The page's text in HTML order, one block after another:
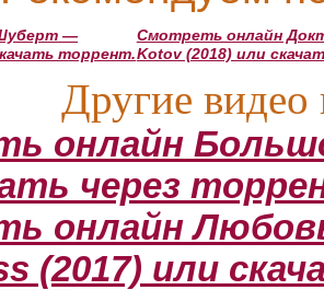
—
торрент.
Смотреть онлайн
Kotov (2018) или
Другие видео
онлайн
через
онлайн
(2017) или